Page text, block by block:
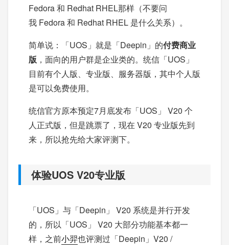
Fedora 和 Redhat RHEL那样（不要问
我 Fedora 和 Redhat RHEL 是什么关系）。
简单说：「UOS」就是「Deepin」的付费商业
版 ，面向的用户群是企业类的。统信「UOS」
目前有个人版、专业版、服务器版，其中个人版
是可以免费使用。
统信官方原本预定7月底发布「UOS」 V20 个
人正式版，但是跳票了，现在 V20 专业版先到
来，所以抢先给大家评测下。
体验UOS V20专业版
「UOS」与「Deepin」 V20 系统是并行开发
的，所以「UOS」 V20 大部分功能基本都一
样，之前小羿也评测过「Deepin」V20 /